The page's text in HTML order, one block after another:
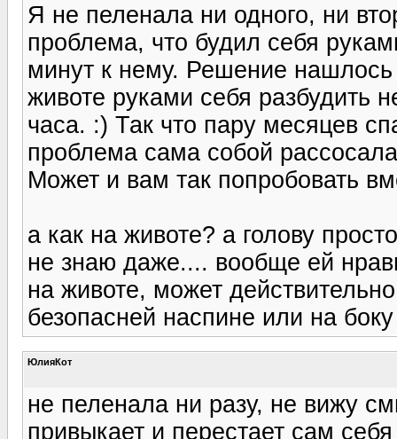
Я не пеленала ни одного, ни
проблема, что будил себя
минут к нему. Решение
животе руками себя разбудить
часа. :) Так что пару месяцев
проблема сама собой
Может и вам так попробовать
а как на животе? а голову
не знаю даже.... вообще ей
на животе, может
безопасней наспине или на
ЮлияКот
не пеленала ни разу, не вижу
привыкает и перестает сам себя